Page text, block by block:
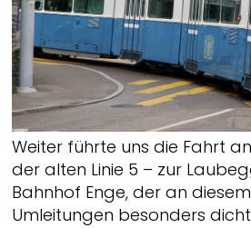
Weiter führte uns die Fahrt
der alten Linie 5 – zur
Bahnhof Enge, der an
Umleitungen besonders